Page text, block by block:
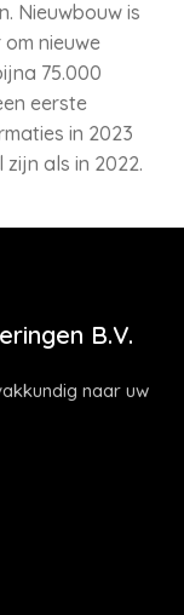
Nieuwbouw is
nieuwe
75.000
eerste
in 2023
als in 2022.
B.V.
naar uw